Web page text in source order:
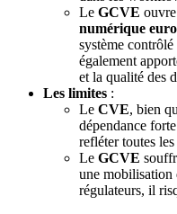
Le GCVE
numérique
système
également
et la qualité des
Les limites :
Le CVE, bien
dépendance
refléter toutes
Le GCVE
une mobilisation
régulateurs, il